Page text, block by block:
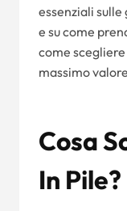
essenziali
e su come
come
massimo
Cosa
In Pile?